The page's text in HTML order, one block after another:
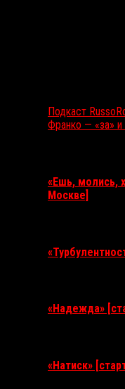
Подкаст
Франко — «за» и
«Ешь, молись,
Москве]
«Надежда»
«Натиск»